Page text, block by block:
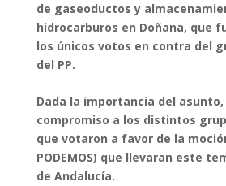
de gaseoductos y
hidrocarburos en Doñana, que
los únicos votos en contra del
del PP.
Dada la importancia del
compromiso a los distintos
que votaron a favor de la moción
PODEMOS) que llevaran este
de Andalucía.